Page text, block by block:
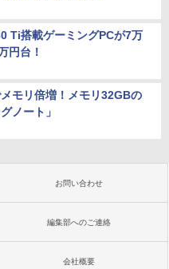
Ti搭載ゲーミングPCが7万
円台！
モリ倍増！メモリ32GBの
ノート」
お問い合わせ
編集部へのご連絡
会社概要